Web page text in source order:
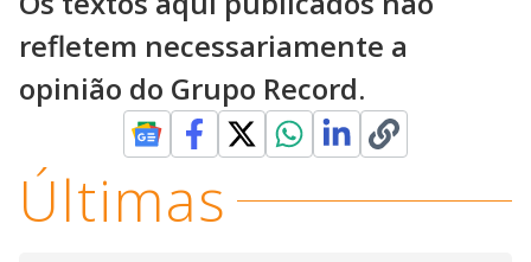
refletem necessariamente a
opinião do Grupo Record.
Últimas